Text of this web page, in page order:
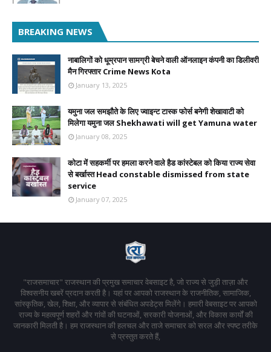
BREAKING NEWS
नाबालिगों को धूम्रपान सामग्री बेचने वाली ऑनलाइन कंपनी का डिलीवरी
मैन गिरफ्तार Crime News Kota
January 13, 2025
यमुना जल समझौते के लिए ज्वाइन्ट टास्क फोर्स बनेगी शेखावाटी को
मिलेगा यमुना जल Shekhawati will get Yamuna water
January 08, 2025
कोटा में सहकर्मी पर हमला करने वाले हैड कांस्टेबल को किया राज्य सेवा
से बर्खास्त Head constable dismissed from state
service
January 07, 2025
"राजसमाचार" राजस्थान की प्रमुख समाचार वेबसाइट है, जो राज्य से जुड़ी ताज़ा और
विश्वसनीय खबरें प्रदान करती है। यहां पर आपको राजस्थान के राजनीतिक, सामाजिक,
सांस्कृतिक, खेल, शिक्षा, और व्यापार से संबंधित अपडेट्स मिलेंगे। हमारी वेबसाइट पर आपको
राज्य के महत्वपूर्ण शहरों और गांवों की घटनाओं, सरकारी योजनाओं, और विकास कार्यों की
जानकारी मिलती है। हम राजस्थान की हलचल और ताजे समाचार को सरल और स्पष्ट तरीके
से प्रस्तुत करते हैं,